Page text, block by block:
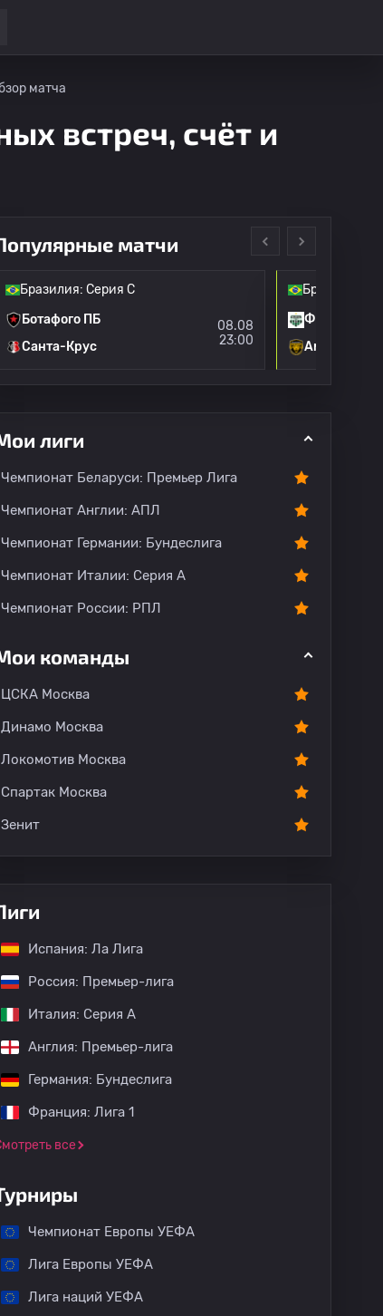
матча
встреч, счёт и
матчи
Бразилия: Серия C
Ботафого ПБ
Санта-Крус
08.08
23:00
Бразилия:
ФК
Амазонас
лиги
Чемпионат Беларуси: Премьер Лига
Чемпионат Англии: АПЛ
Чемпионат Германии: Бундеслига
Чемпионат Италии: Серия А
Чемпионат России: РПЛ
команды
ЦСКА Москва
Динамо Москва
Локомотив Москва
Спартак Москва
Зенит
Испания: Ла Лига
Россия: Премьер-лига
Италия: Серия А
Англия: Премьер-лига
Германия: Бундеслига
Франция: Лига 1
все
Чемпионат Европы УЕФА
Лига Европы УЕФА
Лига наций УЕФА